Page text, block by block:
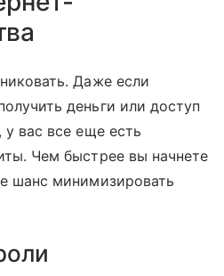
Даже если
деньги или доступ
вас все еще есть
Чем быстрее вы начнете
шанс минимизировать